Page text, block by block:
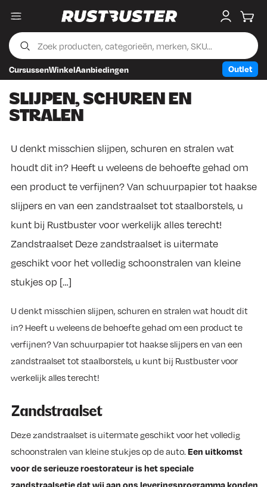
Skip to content
Skip to footer
Menu My
CursussenWinkelAanbiedingen Outlet
SLIJPEN, SCHUREN EN
STRALEN
U denkt misschien slijpen, schuren en stralen wat
houdt dit in? Heeft u weleens de behoefte gehad om
een product te verfijnen? Van schuurpapier tot haakse
slijpers en van een zandstraalset tot staalborstels, u
kunt bij Rustbuster voor werkelijk alles terecht!
Zandstraalset Deze zandstraalset is uitermate
geschikt voor het volledig schoonstralen van kleine
stukjes op […]
U denkt misschien slijpen, schuren en stralen wat houdt dit
in? Heeft u weleens de behoefte gehad om een product te
verfijnen? Van schuurpapier tot haakse slijpers en van een
zandstraalset tot staalborstels, u kunt bij Rustbuster voor
werkelijk alles terecht!
Zandstraalset
Deze zandstraalset is uitermate geschikt voor het volledig
schoonstralen van kleine stukjes op de auto. Een uitkomst
voor de serieuze roestorateur is het speciale
zandstraalsetje dat wij aan ons leveringsprogramma konden